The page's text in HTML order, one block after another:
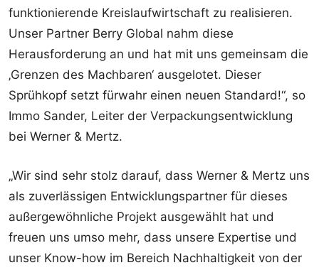
funktionierende Kreislaufwirtschaft zu realisieren.
Unser Partner Berry Global nahm diese
Herausforderung an und hat mit uns gemeinsam die
‚Grenzen des Machbaren‘ ausgelotet. Dieser
Sprühkopf setzt fürwahr einen neuen Standard!“, so
Immo Sander, Leiter der Verpackungsentwicklung
bei Werner & Mertz.
„Wir sind sehr stolz darauf, dass Werner & Mertz uns
als zuverlässigen Entwicklungspartner für dieses
außergewöhnliche Projekt ausgewählt hat und
freuen uns umso mehr, dass unsere Expertise und
unser Know-how im Bereich Nachhaltigkeit von der